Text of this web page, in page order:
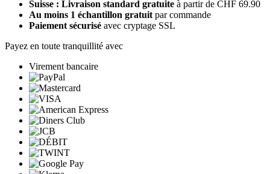
Suisse : Livraison standard gratuite à partir de CHF 69.90
Au moins 1 échantillon gratuit par commande
Paiement sécurisé avec cryptage SSL
Payez en toute tranquillité avec
Virement bancaire